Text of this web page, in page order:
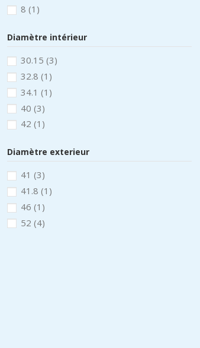
8 (1)
Diamètre intérieur
30.15 (3)
32.8 (1)
34.1 (1)
40 (3)
42 (1)
Diamètre exterieur
41 (3)
41.8 (1)
46 (1)
52 (4)